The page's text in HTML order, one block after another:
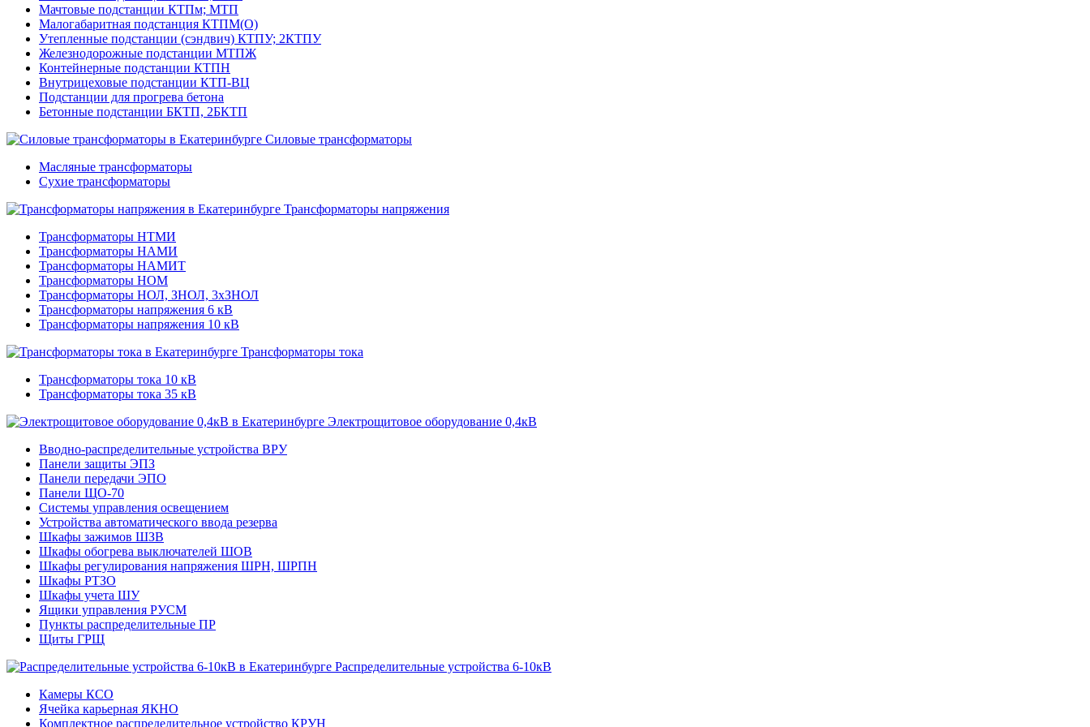
Мачтовые подстанции КТПм; МТП
Малогабаритная подстанция КТПМ(О)
Утепленные подстанции (сэндвич) КТПУ; 2КТПУ
Железнодорожные подстанции МТПЖ
Контейнерные подстанции КТПН
Внутрицеховые подстанции КТП-ВЦ
Подстанции для прогрева бетона
Бетонные подстанции БКТП, 2БКТП
Силовые трансформаторы
Масляные трансформаторы
Сухие трансформаторы
Трансформаторы напряжения
Трансформаторы НТМИ
Трансформаторы НАМИ
Трансформаторы НАМИТ
Трансформаторы НОМ
Трансформаторы НОЛ, ЗНОЛ, 3хЗНОЛ
Трансформаторы напряжения 6 кВ
Трансформаторы напряжения 10 кВ
Трансформаторы тока
Трансформаторы тока 10 кВ
Трансформаторы тока 35 кВ
Электрощитовое оборудование 0,4кВ
Вводно-распределительные устройства ВРУ
Панели защиты ЭПЗ
Панели передачи ЭПО
Панели ЩО-70
Системы управления освещением
Устройства автоматического ввода резерва
Шкафы зажимов ШЗВ
Шкафы обогрева выключателей ШОВ
Шкафы регулирования напряжения ШРН, ШРПН
Шкафы РТЗО
Шкафы учета ШУ
Ящики управления РУСМ
Пункты распределительные ПР
Щиты ГРЩ
Распределительные устройства 6-10кВ
Камеры КСО
Ячейка карьерная ЯКНО
Комплектное распределительное устройство КРУН